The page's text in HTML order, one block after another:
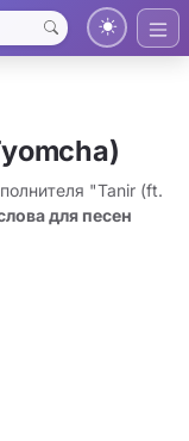
"Tanir (ft.
для песен